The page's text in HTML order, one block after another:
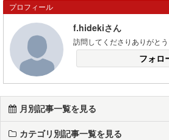
プロフィール
f.hidekiさん
訪問してくださりありがと
フォロ
月別記事一覧を見る
カテゴリ別記事一覧を見る